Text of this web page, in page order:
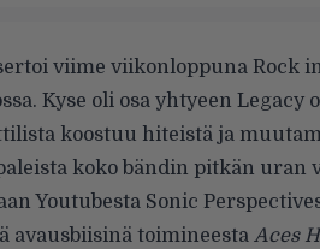
viime viikonloppuna Rock
Kyse oli osa yhtyeen Legacy
koostuu hiteistä ja
koko bändin pitkän uran
Youtubesta Sonic
avausbiisinä toimineesta Aces